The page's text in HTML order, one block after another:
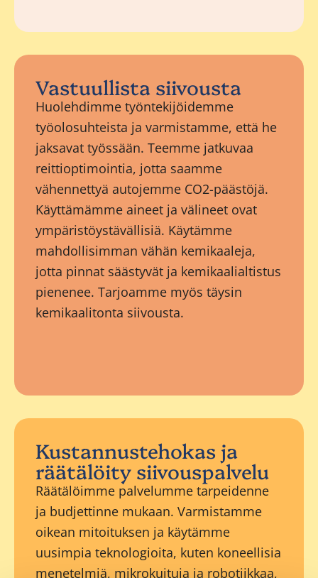
Vastuullista siivousta
Huolehdimme työntekijöidemme
työolosuhteista ja varmistamme, että he
jaksavat työssään. Teemme jatkuvaa
reittioptimointia, jotta saamme
vähennettyä autojemme CO2-päästöjä.
Käyttämämme aineet ja välineet ovat
ympäristöystävällisiä. Käytämme
mahdollisimman vähän kemikaaleja,
jotta pinnat säästyvät ja kemikaalialtistus
pienenee. Tarjoamme myös täysin
kemikaalitonta siivousta.
Kustannustehokas ja
räätälöity siivouspalvelu
Räätälöimme palvelumme tarpeidenne
ja budjettinne mukaan. Varmistamme
oikean mitoituksen ja käytämme
uusimpia teknologioita, kuten koneellisia
menetelmiä, mikrokuituja ja robotiikkaa,